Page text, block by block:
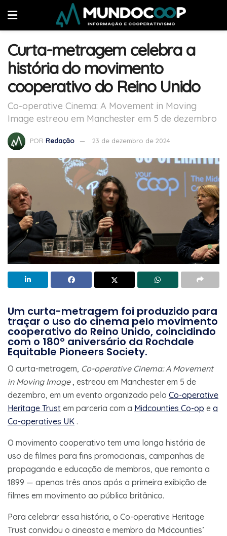
Curta-metragem celebra a
história do movimento
cooperativo do Reino Unido
Co-operative Cinema: A Movement in Moving
Image estreou em Manchester em 5 de dezembro
POR Redação 23 de dezembro de 2024
Um curta-metragem foi produzido para
traçar o uso do cinema pelo movimento
cooperativo do Reino Unido, coincidindo
com o 180º aniversário da Rochdale
Equitable Pioneers Society.
O curta-metragem, Co-operative Cinema: A Movement
in Moving Image, estreou em Manchester em 5 de
dezembro, em um evento organizado pelo Co-operative
Heritage Trust em parceria com a Midcounties Co-op e a
Co-operatives UK .
O movimento cooperativo tem uma longa história de
uso de filmes para fins promocionais, campanhas de
propaganda e educação de membros, que remonta a
1899 — apenas três anos após a primeira exibição de
filmes em movimento ao público britânico.
Para celebrar essa história, o Co-operative Heritage
Trust convidou o cineasta e membro da Midcounties’